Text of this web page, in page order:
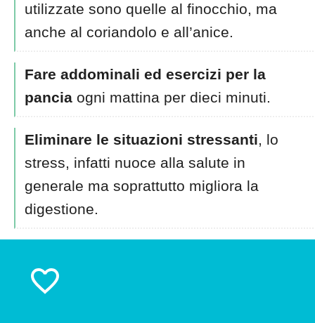
utilizzate sono quelle al finocchio, ma
anche al coriandolo e all’anice.
Fare addominali ed esercizi per la
panciaogni mattina per dieci minuti.
Eliminare le situazioni stressanti, lo
stress, infatti nuoce alla salute in
generale ma soprattutto migliora la
digestione.